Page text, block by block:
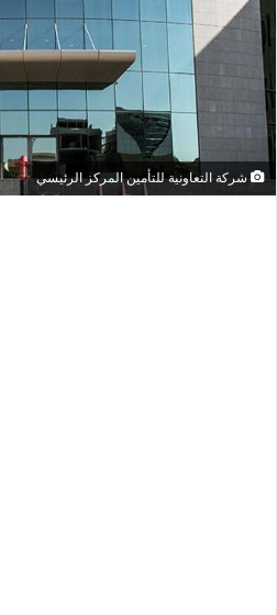
شركة التعاونية للتأمين المركز الرئيسي